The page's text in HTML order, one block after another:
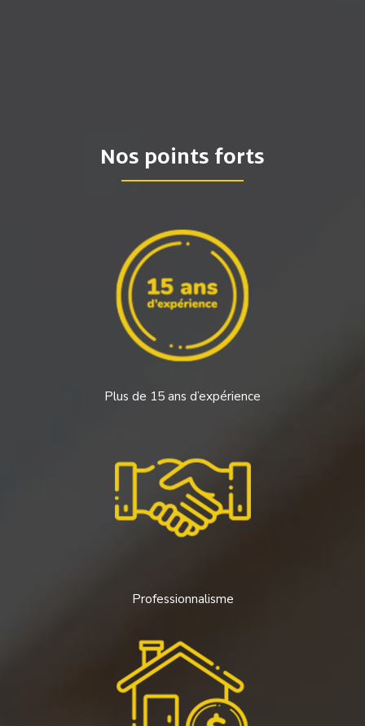
Nos points forts
Plus de 15 ans d’expérience
Professionnalisme